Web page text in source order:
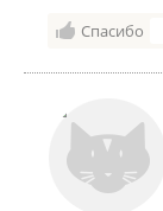
Спасибо